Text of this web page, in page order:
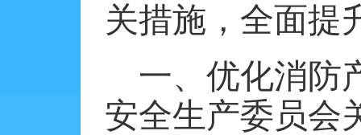
关措施，全面提
一、优化消防
安全生产委员会